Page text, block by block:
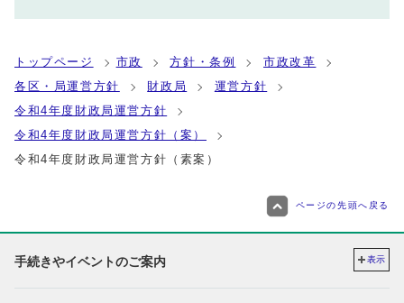
トップページ 市政 方針・条例
市政改革
各区・局運営方針
財政局
運営方針
令和4年度財政局運営方針
令和4年度財政局運営方針（案）
令和4年度財政局運営方針（素案）
ページの先頭へ戻る
手続きやイベントのご案内 表示